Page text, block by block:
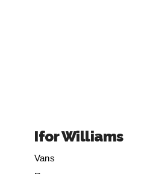
Ifor Williams
Vans